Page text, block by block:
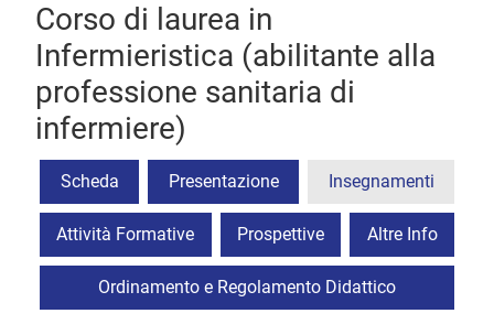
Corso di laurea in
Infermieristica (abilitante alla
professione sanitaria di
infermiere)
Scheda Presentazione Insegnamenti
Attività Formative Prospettive Altre Info
Ordinamento e Regolamento Didattico